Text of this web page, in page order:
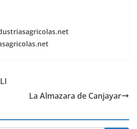
La Almazara de Canjayar